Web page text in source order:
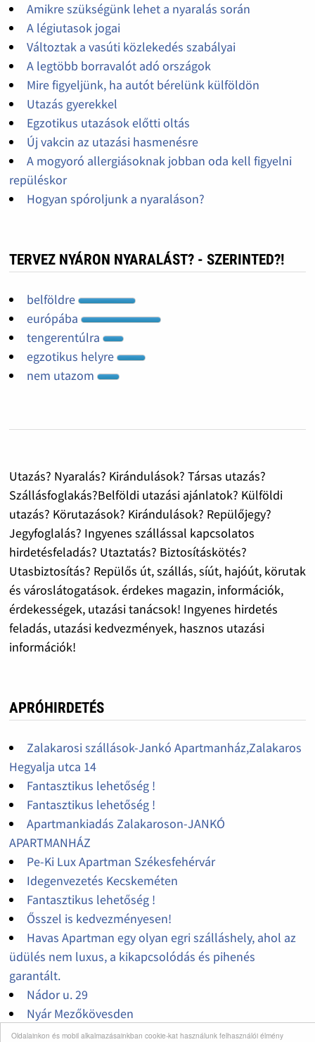
Oldalainkon és mobil alkalmazásainkban cookie-kat használunk felhasználói élmény
Amikre szükségünk lehet a nyaralás során
A légiutasok jogai
Változtak a vasúti közlekedés szabályai
A legtöbb borravalót adó országok
Mire figyeljünk, ha autót bérelünk külföldön
Utazás gyerekkel
Egzotikus utazások előtti oltás
Új vakcin az utazási hasmenésre
A mogyoró allergiásoknak jobban oda kell figyelni
repüléskor
Hogyan spóroljunk a nyaraláson?
TERVEZ NYÁRON NYARALÁST? - SZERINTED?!
belföldre
európába
tengerentúlra
egzotikus helyre
nem utazom
Utazás? Nyaralás? Kirándulások? Társas utazás?
Szállásfoglakás?Belföldi utazási ajánlatok? Külföldi
utazás? Körutazások? Kirándulások? Repülőjegy?
Jegyfoglalás? Ingyenes szállással kapcsolatos
hirdetésfeladás? Utaztatás? Biztosításkötés?
Utasbiztosítás? Repülős út, szállás, síút, hajóút, körutak
és városlátogatások. érdekes magazin, információk,
érdekességek, utazási tanácsok! Ingyenes hirdetés
feladás, utazási kedvezmények, hasznos utazási
információk!
APRÓHIRDETÉS
Zalakarosi szállások-Jankó Apartmanház,Zalakaros
Hegyalja utca 14
Fantasztikus lehetőség !
Fantasztikus lehetőség !
Apartmankiadás Zalakaroson-JANKÓ
APARTMANHÁZ
Pe-Ki Lux Apartman Székesfehérvár
Idegenvezetés Kecskeméten
Fantasztikus lehetőség !
Ősszel is kedvezményesen!
Havas Apartman egy olyan egri szálláshely, ahol az
üdülés nem luxus, a kikapcsolódás és pihenés
garantált.
Nádor u. 29
Nyár Mezőkövesden
Disznótoros Kolbászfesztivál Budapesten